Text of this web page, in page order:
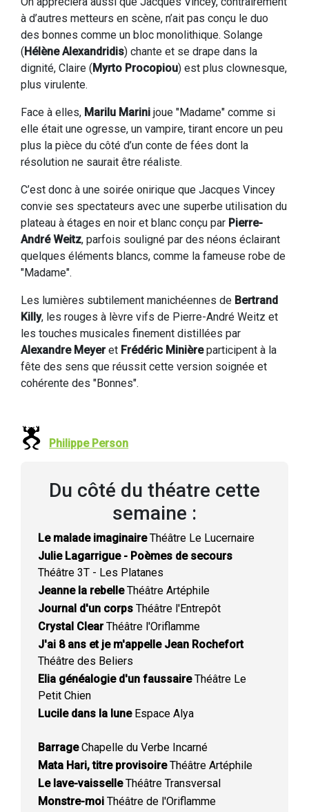
à d’autres metteurs en scène, n’ait pas conçu le duo
des bonnes comme un bloc monolithique. Solange
(Hélène Alexandridis) chante et se drape dans la
dignité, Claire (Myrto Procopiou) est plus clownesque,
plus virulente.
Face à elles, Marilu Marini joue "Madame" comme si
elle était une ogresse, un vampire, tirant encore un peu
plus la pièce du côté d’un conte de fées dont la
résolution ne saurait être réaliste.
C’est donc à une soirée onirique que Jacques Vincey
convie ses spectateurs avec une superbe utilisation du
plateau à étages en noir et blanc conçu par Pierre-
André Weitz, parfois souligné par des néons éclairant
quelques éléments blancs, comme la fameuse robe de
"Madame".
Les lumières subtilement manichéennes de Bertrand
Killy, les rouges à lèvre vifs de Pierre-André Weitz et
les touches musicales finement distillées par
Alexandre Meyeret Frédéric Minièreparticipent à la
fête des sens que réussit cette version soignée et
cohérente des "Bonnes".
Philippe Person
Du côté du théatre cette
semaine :
Le malade imaginaireThéâtre Le Lucernaire
Julie Lagarrigue - Poèmes de secours
Théâtre 3T - Les Platanes
Jeanne la rebelleThéâtre Artéphile
Journal d'un corps Théâtre l'Entrepôt
Crystal ClearThéâtre l'Oriflamme
J'ai 8 ans et je m'appelle Jean Rochefort
Théâtre des Beliers
Elia généalogie d'un faussaireThéâtre Le
Petit Chien
Lucile dans la luneEspace Alya
BarrageChapelle du Verbe Incarné
Mata Hari, titre provisoireThéâtre Artéphile
Le lave-vaisselleThéâtre Transversal
Monstre-moi Théâtre de l'Oriflamme